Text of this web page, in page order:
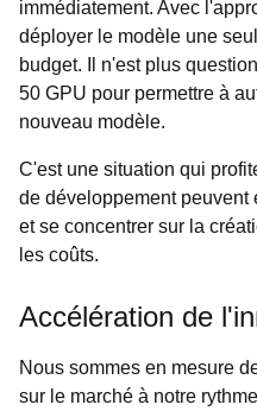
immédiatement. Avec
déployer le modèle une
budget. Il n'est plus
50 GPU pour permettre à
nouveau modèle.
C'est une situation qui
de développement
et se concentrer sur la
les coûts.
Accélération de
Nous sommes en mesure
sur le marché à notre